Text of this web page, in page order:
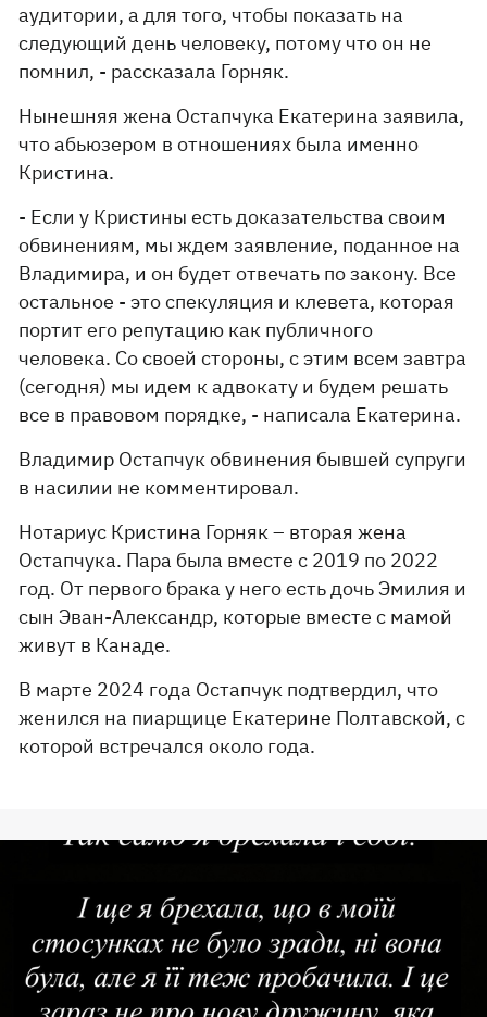
аудитории, а для того, чтобы показать на
следующий день человеку, потому что он не
помнил, - рассказала Горняк.
Нынешняя жена Остапчука Екатерина заявила,
что абьюзером в отношениях была именно
Кристина.
- Если у Кристины есть доказательства своим
обвинениям, мы ждем заявление, поданное на
Владимира, и он будет отвечать по закону. Все
остальное - это спекуляция и клевета, которая
портит его репутацию как публичного
человека. Со своей стороны, с этим всем завтра
(сегодня) мы идем к адвокату и будем решать
все в правовом порядке, - написала Екатерина.
Владимир Остапчук обвинения бывшей супруги
в насилии не комментировал.
Нотариус Кристина Горняк – вторая жена
Остапчука. Пара была вместе с 2019 по 2022
год. От первого брака у него есть дочь Эмилия и
сын Эван-Александр, которые вместе с мамой
живут в Канаде.
В марте 2024 года Остапчук подтвердил, что
женился на пиарщице Екатерине Полтавской, с
которой встречался около года.